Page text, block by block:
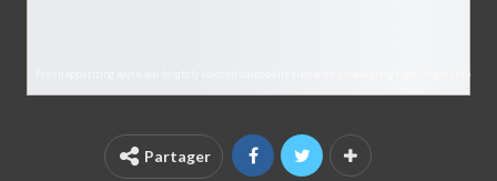
Fresh appetizing apple and brightly colored dumbbells tied with a measuring tape. Slight
Partager